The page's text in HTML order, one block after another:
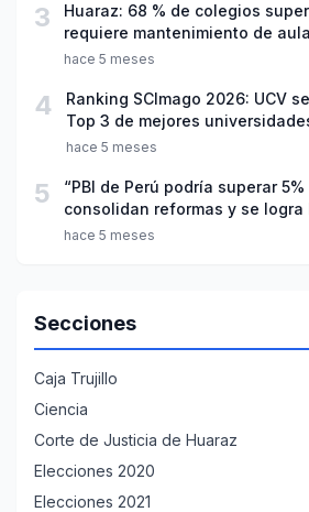
3
Huaraz: 68 % de colegios
requiere mantenimiento de
de inicio del año escolar 2026
hace 5 meses
4
Ranking SCImago 2026: UCV
Top 3 de mejores
Perú
hace 5 meses
5
“PBI de Perú podría superar 5%
consolidan reformas y se logra
hace 5 meses
Secciones
Caja Trujillo
Ciencia
Corte de Justicia de Huaraz
Elecciones 2020
Elecciones 2021